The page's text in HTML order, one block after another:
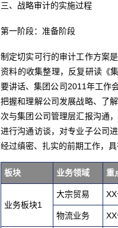
三、战略审计的实施过程
第一阶段：准备阶段
制定切实可行的审计工作方案
资料的收集整理，反复研读《
要讲话、集团公司2011年工作
把握和理解公司发展战略、了
次与集团公司管理层汇报沟通
进行沟通访谈，对专业子公司
经过缜密、扎实的前期工作，
板块 业务领域 重
业务板块1
大宗贸易
物流业务